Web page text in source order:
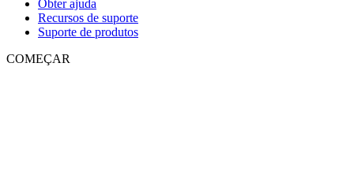
Obter ajuda
Recursos de suporte
Suporte de produtos
COMEÇAR